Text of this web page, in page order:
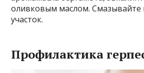
оливковым маслом.
участок.
Профилактика